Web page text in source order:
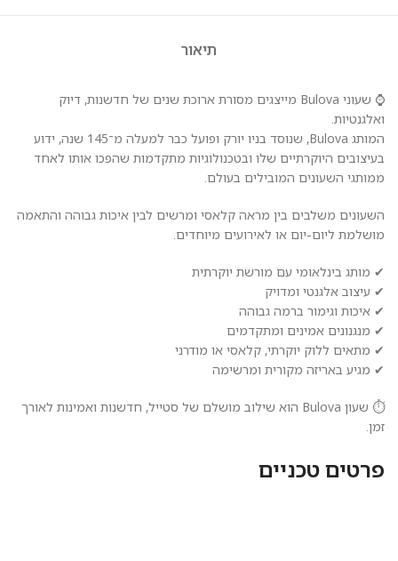
תיאור
⌚ שעוני Bulova מייצגים מסורת ארוכת שנים של חדשנות, דיוק
ואלגנטיות.
המותג Bulova, שנוסד בניו יורק ופועל כבר למעלה מ־145 שנה, ידוע
בעיצובים היוקרתיים שלו ובטכנולוגיות מתקדמות שהפכו אותו לאחד
ממותגי השעונים המובילים בעולם.
השעונים משלבים בין מראה קלאסי ומרשים לבין איכות גבוהה והתאמה
מושלמת ליום-יום או לאירועים מיוחדים.
✔ מותג בינלאומי עם מורשת יוקרתית
✔ עיצוב אלגנטי ומדויק
✔ איכות וגימור ברמה גבוהה
✔ מנגנונים אמינים ומתקדמים
✔ מתאים ללוק יוקרתי, קלאסי או מודרני
✔ מגיע באריזה מקורית ומרשימה
⏱️ שעון Bulova הוא שילוב מושלם של סטייל, חדשנות ואמינות לאורך
זמן.
פרטים טכניים